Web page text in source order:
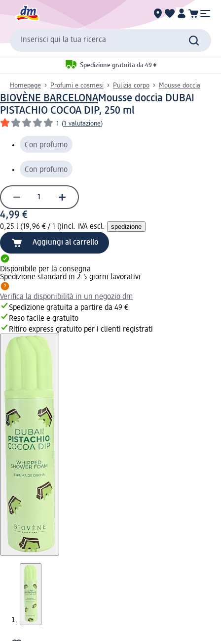
Inserisci qui la tua ricerca
Spedizione gratuita da 49 €
Homepage Profumi e cosmesi Pulizia corpo Mousse doccia
BIOVÈNE BARCELONAMousse doccia DUBAI
PISTACHIO COCOA DIP, 250 ml
1 (1 valutazione)
Con profumo
Con profumo
4,99 €
0,25 l (19,96 € / 1 l)incl. IVA escl. spedizione
Aggiungi al carrello
Disponibile per la consegna
Spedizione standard in 2-5 giorni lavorativi
Verifica la disponibilità in un negozio dm
Spedizione gratuita a partire da 49 €
Reso facile e gratuito
Ritiro express gratuito per i clienti registrati